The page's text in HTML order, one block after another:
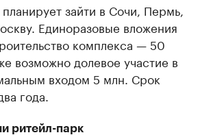
зайти в Сочи, Пермь,
Единоразовые вложения
комплекса — 50
возможно долевое участие в
входом 5 млн. Срок
года.
ритейл-парк